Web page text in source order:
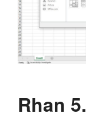
Rhan